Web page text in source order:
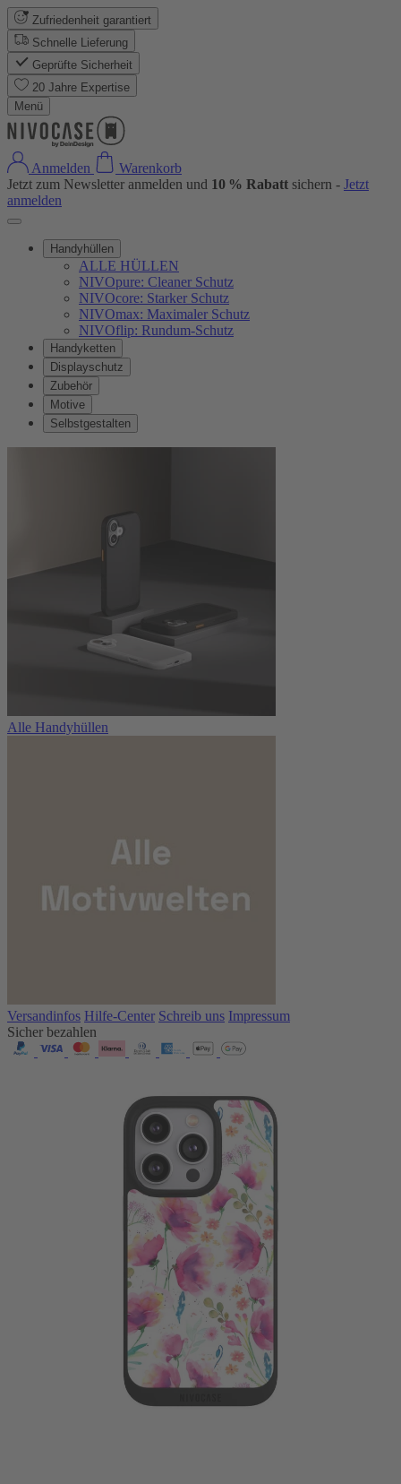
Zufriedenheit garantiert
Schnelle Lieferung
Geprüfte Sicherheit
20 Jahre Expertise
Menü
Anmelden
Warenkorb
Jetzt zum Newsletter anmelden und 10 % Rabatt sichern - Jetzt
anmelden
Handyhüllen
ALLE HÜLLEN
NIVOpure: Cleaner Schutz
NIVOcore: Starker Schutz
NIVOmax: Maximaler Schutz
NIVOflip: Rundum-Schutz
Handyketten
Displayschutz
Zubehör
Motive
Selbstgestalten
Alle Handyhüllen
Versandinfos Hilfe-Center Schreib uns Impressum
Sicher bezahlen